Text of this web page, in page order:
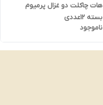
هات چاکلت دو غزال پرمیوم
بسته 12عددی
ناموجود